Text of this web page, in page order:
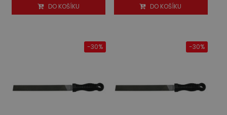
DO KOŠÍKU
DO KOŠÍKU
-30% -30%